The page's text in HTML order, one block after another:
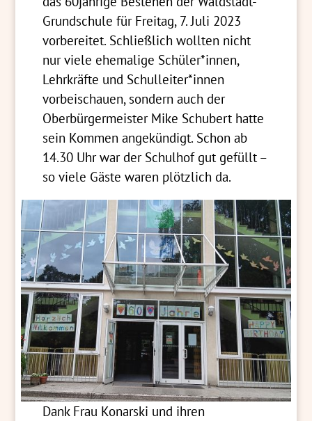
Grundschule für Freitag, 7. Juli 2023
vorbereitet. Schließlich wollten nicht
nur viele ehemalige Schüler*innen,
Lehrkräfte und Schulleiter*innen
vorbeischauen, sondern auch der
Oberbürgermeister Mike Schubert hatte
sein Kommen angekündigt. Schon ab
14.30 Uhr war der Schulhof gut gefüllt –
so viele Gäste waren plötzlich da.
Dank Frau Konarski und ihren